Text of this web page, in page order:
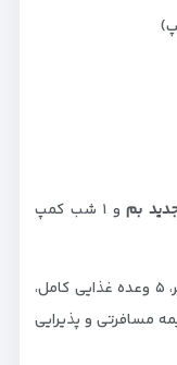
بم
و ۱ شب کمپ
ترانسفر اختصاصی در طول مسیر، ۵ وعده غذایی کامل،
مسافرتی و پذیرایی